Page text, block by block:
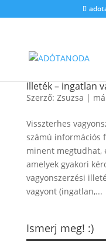
Illeték – ingatlan
Szerző: Zsuzsa |
Visszterhes
számú információs
minent megtudhat,
amelyek gyakori
vagyonszerzési
vagyont (ingatlan,...
Ismerj meg! :)